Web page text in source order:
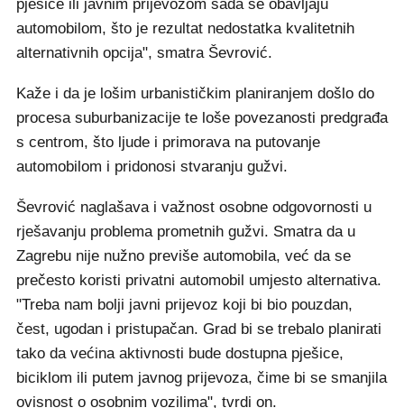
pješice ili javnim prijevozom sada se obavljaju
automobilom, što je rezultat nedostatka kvalitetnih
alternativnih opcija", smatra Ševrović.
Kaže i da je lošim urbanističkim planiranjem došlo do
procesa suburbanizacije te loše povezanosti predgrađa
s centrom, što ljude i primorava na putovanje
automobilom i pridonosi stvaranju gužvi.
Ševrović naglašava i važnost osobne odgovornosti u
rješavanju problema prometnih gužvi. Smatra da u
Zagrebu nije nužno previše automobila, već da se
prečesto koristi privatni automobil umjesto alternativa.
"Treba nam bolji javni prijevoz koji bi bio pouzdan,
čest, ugodan i pristupačan. Grad bi se trebalo planirati
tako da većina aktivnosti bude dostupna pješice,
biciklom ili putem javnog prijevoza, čime bi se smanjila
ovisnost o osobnim vozilima", tvrdi on.